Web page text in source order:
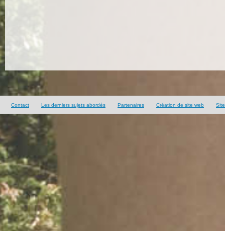
Contact Les derniers sujets abordés Partenaires Création de site web